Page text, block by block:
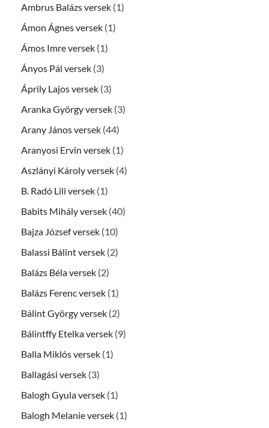
Ambrus Balázs versek (1)
Ámon Ágnes versek (1)
Ámos Imre versek (1)
Ányos Pál versek (3)
Áprily Lajos versek (3)
Aranka György versek (3)
Arany János versek (44)
Aranyosi Ervin versek (1)
Aszlányi Károly versek (4)
B. Radó Lili versek (1)
Babits Mihály versek (40)
Bajza József versek (10)
Balassi Bálint versek (2)
Balázs Béla versek (2)
Balázs Ferenc versek (1)
Bálint György versek (2)
Bálintffy Etelka versek (9)
Balla Miklós versek (1)
Ballagási versek (3)
Balogh Gyula versek (1)
Balogh Melanie versek (1)